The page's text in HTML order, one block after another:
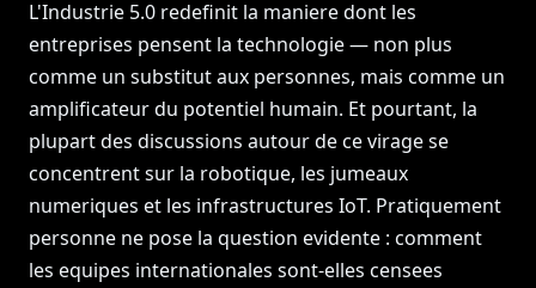
L'Industrie 5.0 redefinit la maniere dont les
entreprises pensent la technologie — non plus
comme un substitut aux personnes, mais comme un
amplificateur du potentiel humain. Et pourtant, la
plupart des discussions autour de ce virage se
concentrent sur la robotique, les jumeaux
numeriques et les infrastructures IoT. Pratiquement
personne ne pose la question evidente : comment
les equipes internationales sont-elles censees